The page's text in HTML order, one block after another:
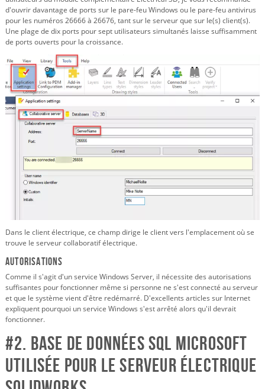
d'ouvrir davantage de ports sur le pare-feu Windows ou le pare-feu antivirus
pour les numéros 26666 à 26676, tant sur le serveur que sur le(s) client(s).
Une plage de dix ports pour sept utilisateurs simultanés laisse suffisamment
de ports ouverts pour la croissance.
Dans le client électrique, ce champ dirige le client vers l'emplacement où se
trouve le serveur collaboratif électrique.
Autorisations
Comme il s'agit d'un service Windows Server, il nécessite des autorisations
suffisantes pour fonctionner même si personne ne s'est connecté au serveur
et que le système vient d'être redémarré. D'excellents articles sur Internet
expliquent pourquoi un service Windows s'est arrêté alors qu'il devrait
fonctionner.
#2. Base de données SQL Microsoft
utilisée pour le serveur Électrique